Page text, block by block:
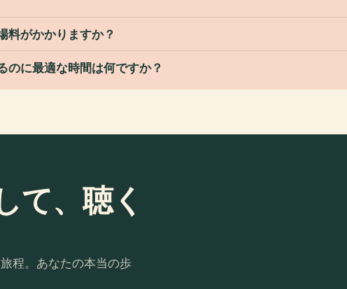
料がかかりますか？
のに最適な時間は何ですか？
て、聴く
程。あなたの本当の歩